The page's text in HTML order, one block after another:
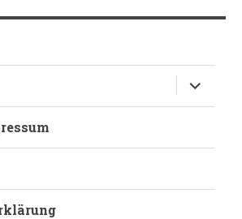
anzeigen